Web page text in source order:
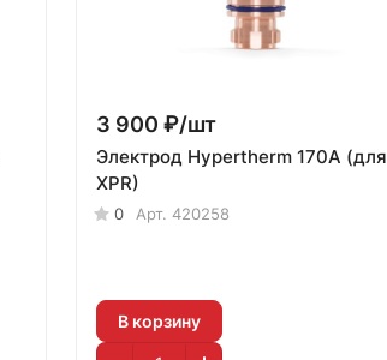
3 900 ₽/шт
Электрод Hypertherm 170А (для
XPR)
0 Арт. 420258
В корзину